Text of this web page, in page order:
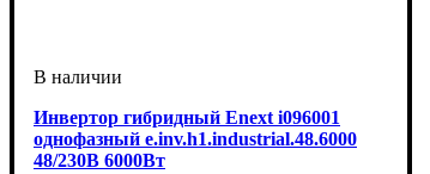
Инвертор гибридный Enext i096001
однофазный e.inv.h1.industrial.48.6000
48/230В 6000Вт